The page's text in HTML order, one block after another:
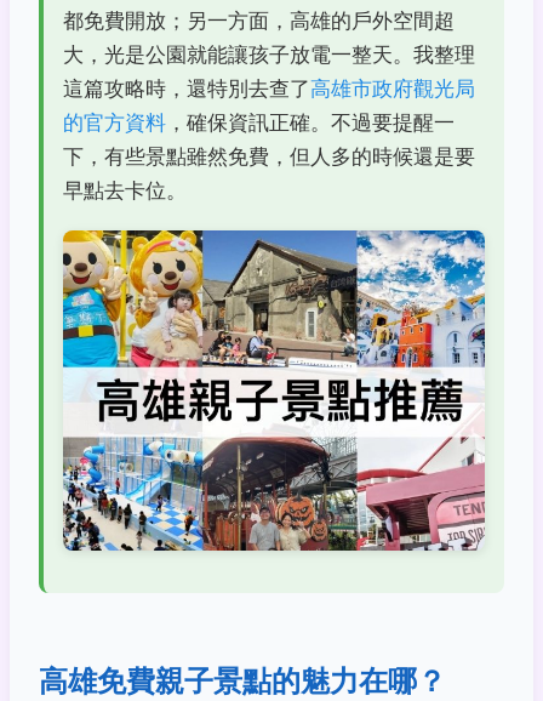
都免費開放；另一方面，高雄的戶外空間超
大，光是公園就能讓孩子放電一整天。我整理
這篇攻略時，還特別去查了高雄市政府觀光局
的官方資料 ，確保資訊正確。不過要提醒一
下，有些景點雖然免費，但人多的時候還是要
早點去卡位。
高雄免費親子景點的魅力在哪？